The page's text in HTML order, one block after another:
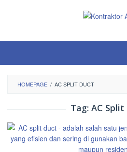
HOMEPAGE / AC SPLIT DUCT
Tag: AC Split